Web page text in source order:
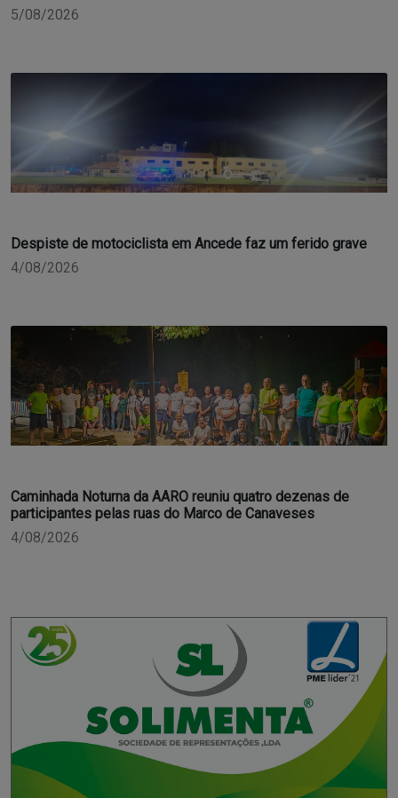
5/08/2026
Despiste de motociclista em Ancede faz um ferido grave
4/08/2026
Caminhada Noturna da AARO reuniu quatro dezenas de
participantes pelas ruas do Marco de Canaveses
4/08/2026